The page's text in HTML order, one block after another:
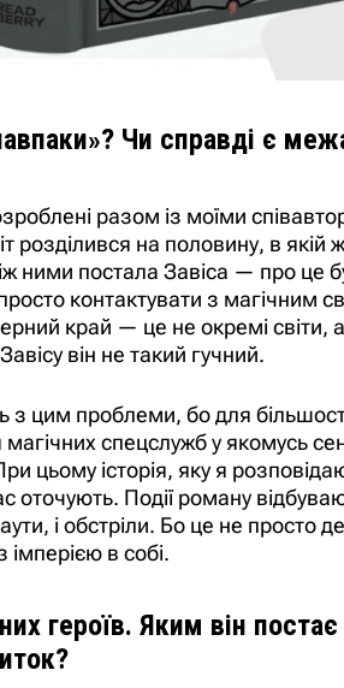
Чи справді є
разом із моїми
розділився на половину, в
ними постала Завіса — про
контактувати з магічним
край — це не окремі світи,
він не такий гучний.
з цим проблеми, бо для
магічних спецслужб у
цьому історія, яку я
оточують. Події роману
і обстріли. Бо це не просто
імперією в собі.
героїв. Яким він